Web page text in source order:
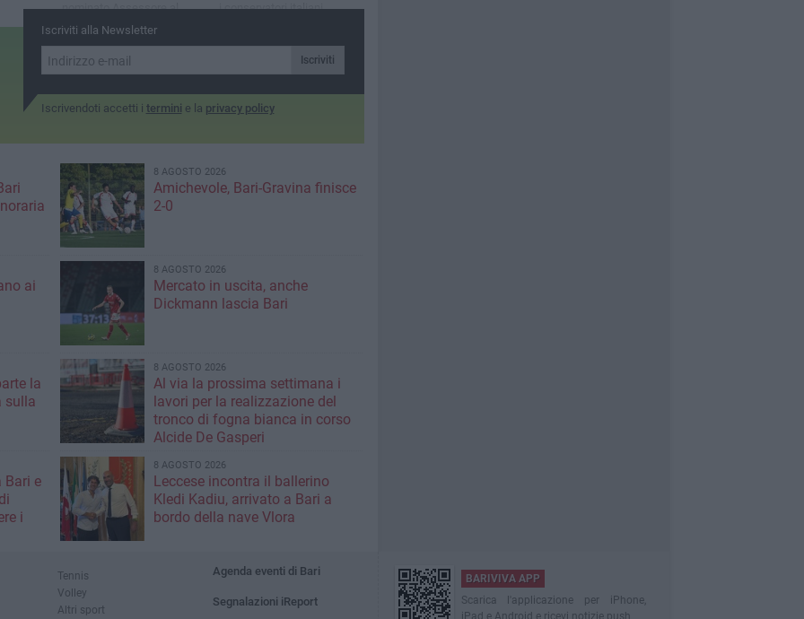
nominato Assessore al
Welfare del Comune di Bari
i conservatori italiani.
Iscriviti alla Newsletter
Iscriviti
Iscrivendoti accetti i termini e la privacy policy
8 AGOSTO 2026
Amichevole, Bari-Gravina finisce
2-0
ai
8 AGOSTO 2026
Mercato in uscita, anche
Dickmann lascia Bari
la
sulla
8 AGOSTO 2026
Al via la prossima settimana i
lavori per la realizzazione del
tronco di fogna bianca in corso
Alcide De Gasperi
Bari e
i
8 AGOSTO 2026
Leccese incontra il ballerino
Kledi Kadiu, arrivato a Bari a
bordo della nave Vlora
Tennis
Volley
Altri sport
Agenda eventi di Bari
Segnalazioni iReport
BARIVIVA APP
Scarica l'applicazione per iPhone,
iPad e Android e ricevi notizie push